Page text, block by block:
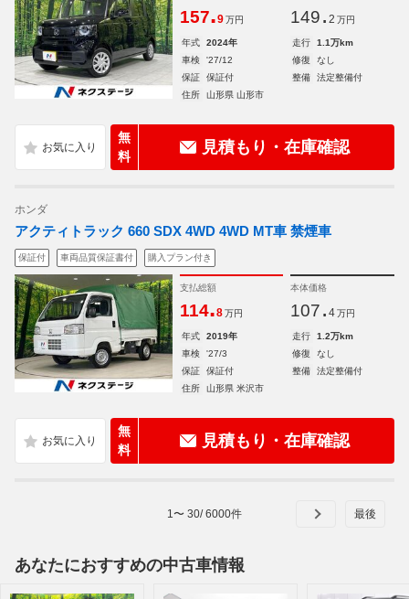
157.9 万円 149. 2 万円
年式 2024年 走行
1.1万km
車検
'27/12 修復
なし
保証
保証付 整備
法定整備付
住所
山形県 山形市
無
料
見積もり・在庫確認
ホンダ
アクティトラック 660 SDX 4WD 4WD MT車 禁煙車
保証付 車両品質保証書付 購入プラン付き
支払総額
114.8 万円
本体価格
107. 4 万円
年式 2019年 走行
1.2万km
車検
'27/3 修復
なし
保証
保証付 整備
法定整備付
住所
山形県 米沢市
無
料
見積もり・在庫確認
1 〜 30/6000件
あなたにおすすめの中古車情報